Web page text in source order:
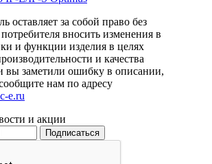
оставляет за собой право без
вносить изменения в
и функции изделия в целях
и качества
вы заметили ошибку в описании,
нам по адресу
e.ru
и акции
Подписаться